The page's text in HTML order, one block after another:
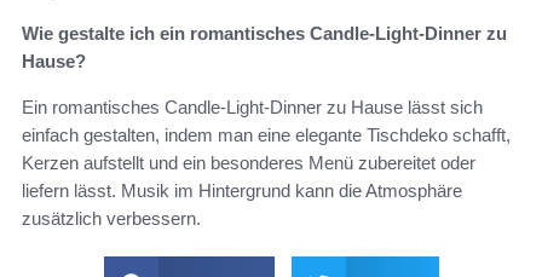
Wie gestalte ich ein romantisches Candle-Light-Dinner zu
Hause?
Ein romantisches Candle-Light-Dinner zu Hause lässt sich
einfach gestalten, indem man eine elegante Tischdeko schafft,
Kerzen aufstellt und ein besonderes Menü zubereitet oder
liefern lässt. Musik im Hintergrund kann die Atmosphäre
zusätzlich verbessern.